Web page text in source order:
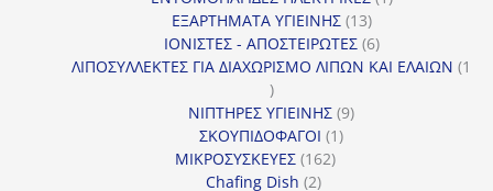
ΕΞΑΡΤΗΜΑΤΑ ΥΓΙΕΙΝΗΣ 1313
προϊόντα
ΙΟΝΙΣΤΕΣ - ΑΠΟΣΤΕΙΡΩΤΕΣ 66
προϊόντα
ΛΙΠΟΣΥΛΛΕΚΤΕΣ ΓΙΑ ΔΙΑΧΩΡΙΣΜΟ ΛΙΠΩΝ ΚΑΙ ΕΛΑΙΩΝ 1
1
προϊόν
ΝΙΠΤΗΡΕΣ ΥΓΙΕΙΝΗΣ 99
ΣΚΟΥΠΙΔΟΦΑΓΟΙ 11
ΜΙΚΡΟΣΥΣΚΕΥΕΣ 162162
Chafing Dish 22